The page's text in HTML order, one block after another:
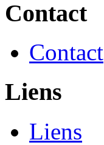
Contact
Contact
Liens
Liens